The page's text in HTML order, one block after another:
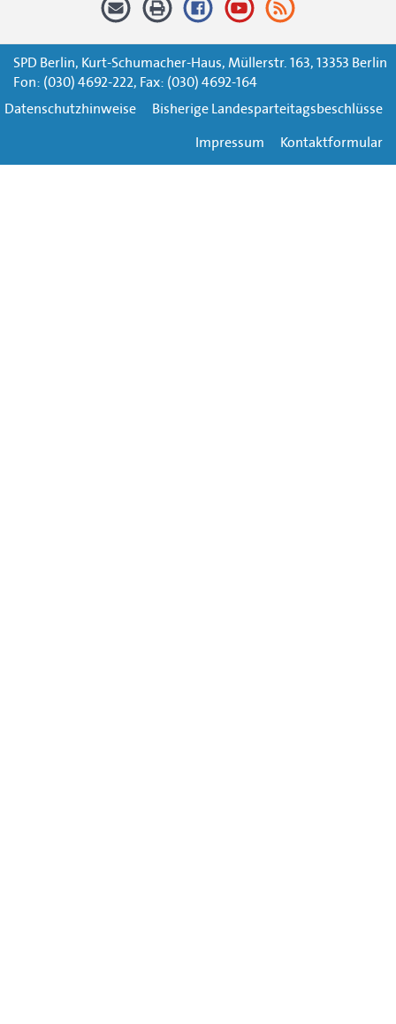
SPD Berlin, Kurt-Schumacher-Haus, Müllerstr. 163, 13353 Berlin
Fon: (030) 4692-222, Fax: (030) 4692-164
Datenschutzhinweise
Bisherige Landesparteitagsbeschlüsse
Impressum
Kontaktformular